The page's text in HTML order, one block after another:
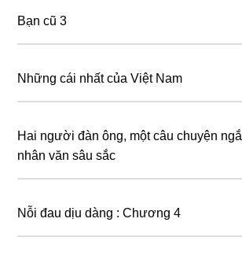
Bạn cũ 3
Những cái nhất của Việt Nam
Hai người đàn ông, một câu chuyện
nhân văn sâu sắc
Nỗi đau dịu dàng : Chương 4